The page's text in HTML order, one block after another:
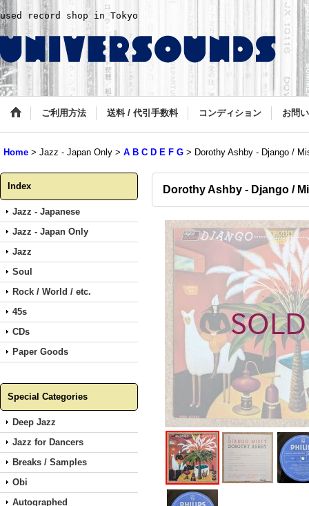
used record shop in Tokyo
ご利用方法 送料 / 代引手数料 コンディション お問
Home > Jazz - Japan Only > A B C D E F G > Dorothy Ashby - Django /
Index
Jazz - Japanese
Jazz - Japan Only
Jazz
Soul
Rock / World / etc.
45s
CDs
Paper Goods
Special Categories
Deep Jazz
Jazz for Dancers
Breaks / Samples
Obi
Autographed
Dorothy Ashby - Django /